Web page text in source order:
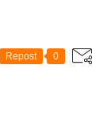
Repost 0